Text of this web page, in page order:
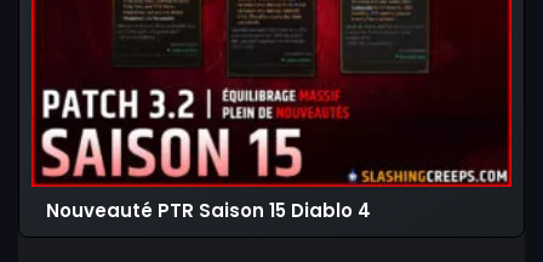
Nouveauté PTR Saison 15 Diablo 4